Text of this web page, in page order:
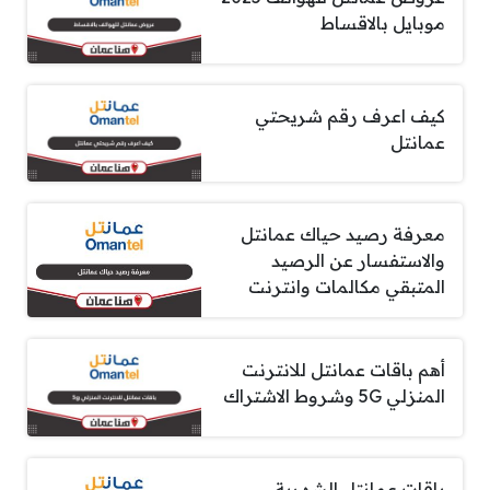
موبايل بالاقساط
كيف اعرف رقم شريحتي
عمانتل
معرفة رصيد حياك عمانتل
والاستفسار عن الرصيد
المتبقي مكالمات وانترنت
أهم باقات عمانتل للانترنت
المنزلي 5G وشروط الاشتراك